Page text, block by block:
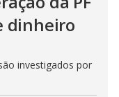
dinheiro
investigados por